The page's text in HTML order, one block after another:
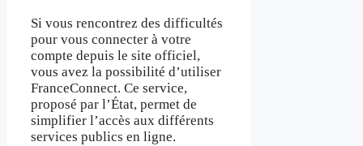
Si vous rencontrez des difficultés
pour vous connecter à votre
compte depuis le site officiel,
vous avez la possibilité d’utiliser
FranceConnect. Ce service,
proposé par l’État, permet de
simplifier l’accès aux différents
services publics en ligne.